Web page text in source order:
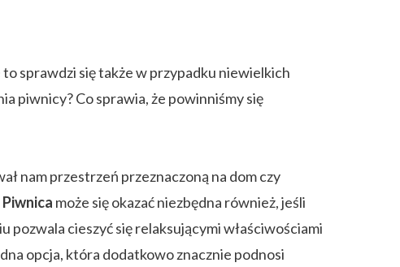
sprawdzi się także w przypadku niewielkich
piwnicy? Co sprawia, że powinniśmy się
nam przestrzeń przeznaczoną na dom czy
Piwnica może się okazać niezbędna również, jeśli
pozwala cieszyć się relaksującymi właściwościami
opcja, która dodatkowo znacznie podnosi